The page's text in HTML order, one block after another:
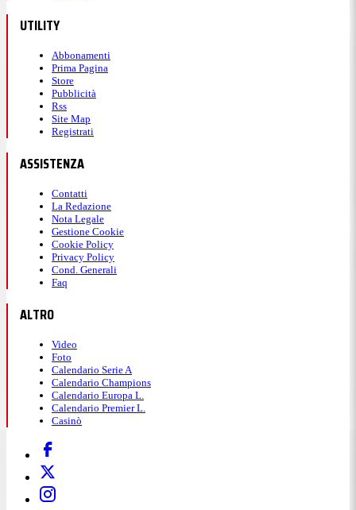
UTILITY
Abbonamenti
Prima Pagina
Store
Pubblicità
Rss
Site Map
Registrati
ASSISTENZA
Contatti
La Redazione
Nota Legale
Gestione Cookie
Cookie Policy
Privacy Policy
Cond. Generali
Faq
ALTRO
Video
Foto
Calendario Serie A
Calendario Champions
Calendario Europa L.
Calendario Premier L.
Casinò